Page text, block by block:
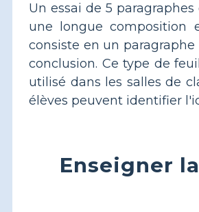
Un essai de 5
une longue composition
consiste en un
conclusion. Ce type de
utilisé dans les salles de
élèves peuvent identifier
Enseigner